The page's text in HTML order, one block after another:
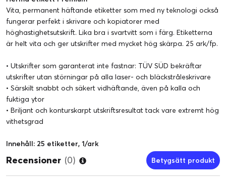
Vita, permanent häftande etiketter som med ny teknologi också
fungerar perfekt i skrivare och kopiatorer med
höghastighetsutskrift. Lika bra i svartvitt som i färg. Etiketterna
är helt vita och ger utskrifter med mycket hög skärpa. 25 ark/fp.
• Utskrifter som garanterat inte fastnar: TÜV SÜD bekräftar
utskrifter utan störningar på alla laser- och bläckstråleskrivare
• Särskilt snabbt och säkert vidhäftande, även på kalla och
fuktiga ytor
• Briljant och konturskarpt utskriftsresultat tack vare extremt hög
vithetsgrad
Innehåll: 25 etiketter, 1/ark
Recensioner (0) Betygsätt produkt